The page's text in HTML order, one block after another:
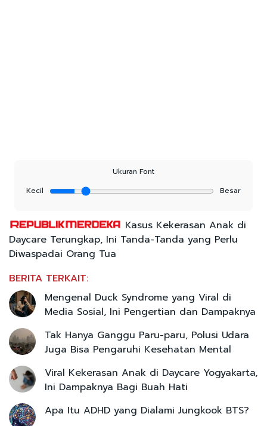
Ukuran Font
Kecil
Besar
Kasus Kekerasan Anak di
Daycare Terungkap, Ini Tanda-Tanda yang Perlu
Diwaspadai Orang Tua
BERITA TERKAIT:
Mengenal Duck Syndrome yang Viral di
Media Sosial, Ini Pengertian dan Dampaknya
Tak Hanya Ganggu Paru-paru, Polusi Udara
Juga Bisa Pengaruhi Kesehatan Mental
Viral Kekerasan Anak di Daycare Yogyakarta,
Ini Dampaknya Bagi Buah Hati
Apa Itu ADHD yang Dialami Jungkook BTS?